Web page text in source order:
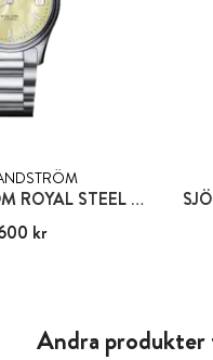
SJÖÖ SANDSTRÖM ROYAL STEEL CLASSIC
600 kr
kr
Andra produkter